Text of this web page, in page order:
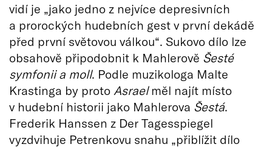
vidí je „jako jedno z nejvíce depresivních
a prorockých hudebních gest v první dekádě
před první světovou válkou“. Sukovo dílo lze
obsahově připodobnit k Mahlerově Šesté
symfonii a moll. Podle muzikologa Malte
Krastinga by proto Asraelměl najít místo
v hudební historii jako Mahlerova Šestá.
Frederik Hanssen z Der Tagesspiegel
vyzdvihuje Petrenkovu snahu „přiblížit dílo